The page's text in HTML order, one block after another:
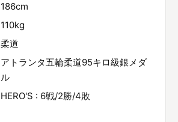
186cm
110kg
柔道
アトランタ五輪柔道95キロ級銀メダ
ル
HERO'S : 6戦/2勝/4敗